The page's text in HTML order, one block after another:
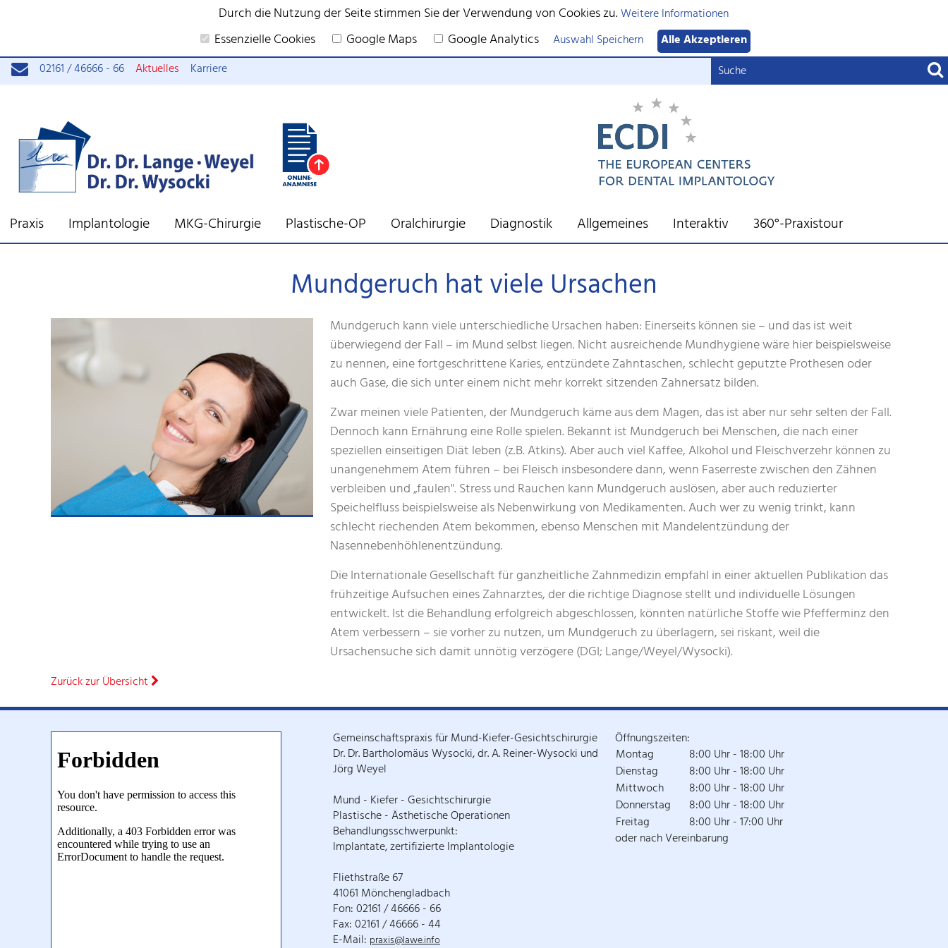
Durch die Nutzung der Seite stimmen Sie der Verwendung von Cookies zu.Weitere Informationen
Essenzielle Cookies Google Maps Google Analytics Auswahl Speichern
Alle Akzeptieren
02161 / 46666 - 66 Aktuelles Karriere
Praxis Implantologie MKG-Chirurgie Plastische-OP Oralchirurgie Diagnostik Allgemeines Interaktiv 360°-Praxistour
Mundgeruch hat viele Ursachen
Mundgeruch kann viele unterschiedliche Ursachen haben: Einerseits können sie – und das ist weit
überwiegend der Fall – im Mund selbst liegen. Nicht ausreichende Mundhygiene wäre hier beispielsweise
zu nennen, eine fortgeschrittene Karies, entzündete Zahntaschen, schlecht geputzte Prothesen oder
auch Gase, die sich unter einem nicht mehr korrekt sitzenden Zahnersatz bilden.
Zwar meinen viele Patienten, der Mundgeruch käme aus dem Magen, das ist aber nur sehr selten der Fall.
Dennoch kann Ernährung eine Rolle spielen. Bekannt ist Mundgeruch bei Menschen, die nach einer
speziellen einseitigen Diät leben (z.B. Atkins). Aber auch viel Kaffee, Alkohol und Fleischverzehr können zu
unangenehmem Atem führen – bei Fleisch insbesondere dann, wenn Faserreste zwischen den Zähnen
verbleiben und „faulen". Stress und Rauchen kann Mundgeruch auslösen, aber auch reduzierter
Speichelfluss beispielsweise als Nebenwirkung von Medikamenten. Auch wer zu wenig trinkt, kann
schlecht riechenden Atem bekommen, ebenso Menschen mit Mandelentzündung der
Nasennebenhöhlenentzündung.
Die Internationale Gesellschaft für ganzheitliche Zahnmedizin empfahl in einer aktuellen Publikation das
frühzeitige Aufsuchen eines Zahnarztes, der die richtige Diagnose stellt und individuelle Lösungen
entwickelt. Ist die Behandlung erfolgreich abgeschlossen, könnten natürliche Stoffe wie Pfefferminz den
Atem verbessern – sie vorher zu nutzen, um Mundgeruch zu überlagern, sei riskant, weil die
Ursachensuche sich damit unnötig verzögere (DGI; Lange/Weyel/Wysocki).
Zurück zur Übersicht
Gemeinschaftspraxis für Mund-Kiefer-Gesichtschirurgie
Dr. Dr. Bartholomäus Wysocki, dr. A. Reiner-Wysocki und
Jörg Weyel
Mund - Kiefer - Gesichtschirurgie
Plastische - Ästhetische Operationen
Behandlungsschwerpunkt:
Implantate, zertifizierte Implantologie
Fliethstraße 67
41061 Mönchengladbach
Fon: 02161 / 46666 - 66
Fax: 02161 / 46666 - 44
E-Mail: praxis@lawe.info
Öffnungszeiten:
Montag
8:00 Uhr - 18:00 Uhr
Dienstag
8:00 Uhr - 18:00 Uhr
Mittwoch
8:00 Uhr - 18:00 Uhr
Donnerstag
8:00 Uhr - 18:00 Uhr
Freitag
8:00 Uhr - 17:00 Uhr
oder nach Vereinbarung